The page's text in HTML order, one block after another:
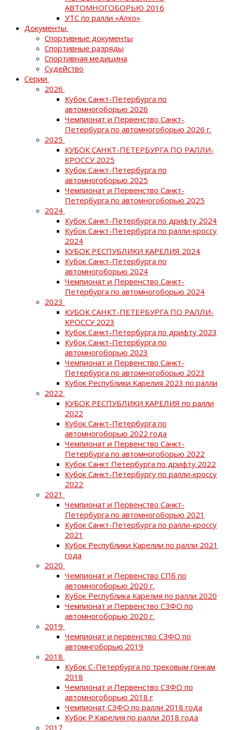
АВТОМНОГОБОРЬЮ 2016
УТС по ралли «Алхо»
Документы
Спортивные документы
Спортивные разряды
Спортивная медицина
Судейство
Серии
2026
Кубок Санкт-Петербурга по
автомногоборью 2026
Чемпионат и Первенство Санкт-
Петербурга по автомногоборью 2026 г.
2025
КУБОК САНКТ-ПЕТЕРБУРГА ПО РАЛЛИ-
КРОССУ 2025
Кубок Санкт-Петербурга по
автомногоборью 2025
Чемпионат и Первенство Санкт-
Петербурга по автомногоборью 2025
2024
Кубок Санкт-Петербурга по дрифту 2024
Кубок Санкт-Петербурга по ралли-кроссу
2024
КУБОК РЕСПУБЛИКИ КАРЕЛИЯ 2024
Кубок Санкт-Петербурга по
автомногоборью 2024
Чемпионат и Первенство Санкт-
Петербурга по автомногоборью 2024
2023
КУБОК САНКТ-ПЕТЕРБУРГА ПО РАЛЛИ-
КРОССУ 2023
Кубок Санкт-Петербурга по дрифту 2023
Кубок Санкт-Петербурга по
автомногоборью 2023
Чемпионат и Первенство Санкт-
Петербурга по автомногоборью 2023
Кубок Республики Карелия 2023 по ралли
2022
КУБОК РЕСПУБЛИКИ КАРЕЛИЯ по ралли
2022
Кубок Санкт-Петербурга по
автомногоборью 2022 года
Чемпионат и Первенство Санкт-
Петербурга по автомногоборью 2022
Кубок Санкт Петербурга по дрифту 2022
Кубок Санкт-Петербургу по ралли-кроссу
2022
2021
Чемпионат и Первенство Санкт-
Петербурга по автомногоборью 2021
Кубок Санкт-Петербурга по ралли-кроссу
2021
Кубок Республики Карелии по ралли 2021
года
2020
Чемпионат и Первенство СПб по
автомногоборью 2020 г.
Кубок Республика Карелия по ралли 2020
Чемпионат и Первенство СЗФО по
автомногоборью 2020 г.
2019
Чемпионат и первенство СЗФО по
автомнгоборью 2019
2018
Кубок С-Петербурга по трековым гонкам
2018
Чемпионат и Первенство СЗФО по
автомногоборью 2018 г
Чемпионат СЗФО по ралли 2018 года
Кубок Р.Карелия по ралли 2018 года
2017